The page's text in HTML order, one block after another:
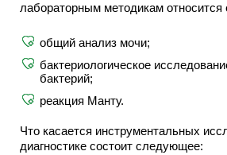
лабораторным методикам
общий анализ мочи;
бактериологическое
бактерий;
реакция Манту.
Что касается инструментальных
диагностике состоит следующее: